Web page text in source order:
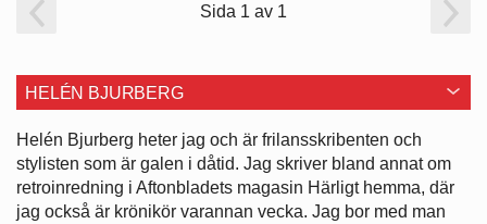
Sida 1 av 1
HELÉN BJURBERG
Helén Bjurberg heter jag och är frilansskribenten och
stylisten som är galen i dåtid. Jag skriver bland annat om
retroinredning i Aftonbladets magasin Härligt hemma, där
jag också är krönikör varannan vecka. Jag bor med man